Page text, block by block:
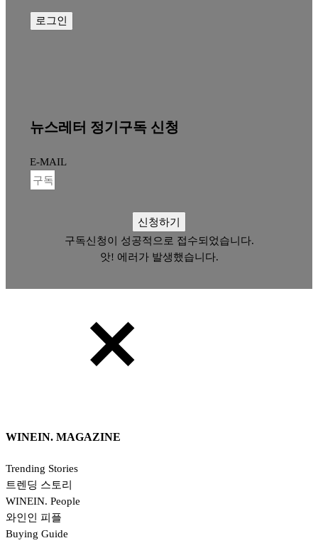
뉴스레터 정기구독 신청
E-MAIL
신청하기
구독신청이 성공적으로 접수되었습니다.
앗! 에러가 발생했습니다.
WINEIN. MAGAZINE
Trending Stories
트렌딩 스토리
WINEIN. People
와인인 피플
Buying Guide